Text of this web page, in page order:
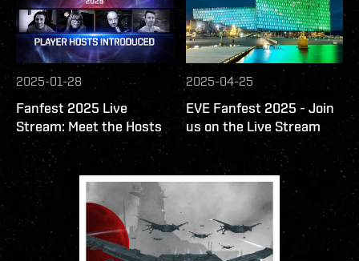
2025-01-28
Fanfest 2025 Live
Stream: Meet the Hosts
2025-04-25
EVE Fanfest 2025 - Join
us on the Live Stream